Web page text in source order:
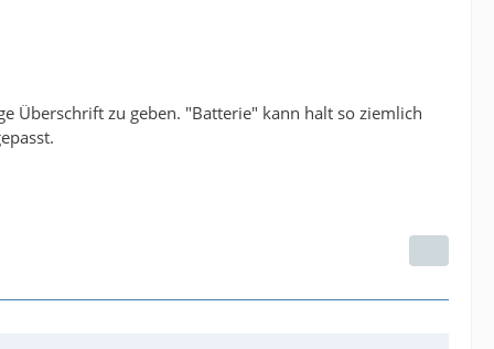
Überschrift zu geben. "Batterie" kann halt so ziemlich